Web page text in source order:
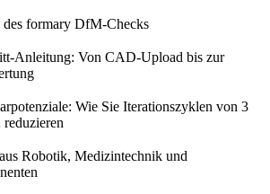
des formary DfM-Checks
Anleitung: Von CAD-Upload bis zur
Wie Sie Iterationszyklen von 3
Robotik, Medizintechnik und